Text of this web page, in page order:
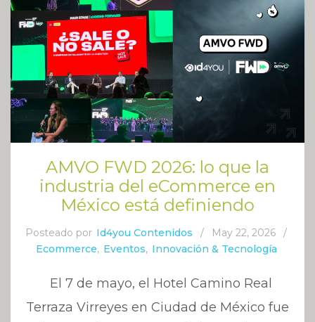
AMVO FWD 2026: lo que la
industria del eCommerce en
México está definiendo
Posteado por Id4you Contenidos / May 22, 2026
/
Ecommerce, Eventos, Innovación & Tecnología
El 7 de mayo, el Hotel Camino Real
Terraza Virreyes en Ciudad de México fue